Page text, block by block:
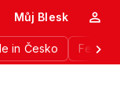
in Česko
Můj Blesk